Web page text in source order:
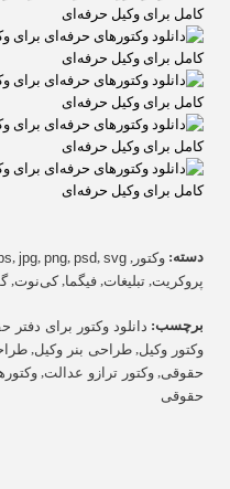
دسته: وکتور jpg png psd svg
پروکریت, تبلیغات, فیگما کی‌نوت,
برچسب: دانلود وکتور برای دفتر
وکتور وکیل طراحی بنر وکیل
حقوقی وکتور ترازو عدالت,
حقوقی